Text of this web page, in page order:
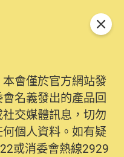
會僅於官方網站發
名義發出的產品回
交媒體訊息，切勿
個人資料。如有疑
或消委會熱線2929
關閉